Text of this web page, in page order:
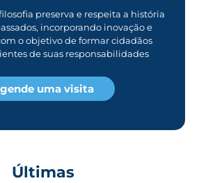
preserva e respeita a história
incorporando inovação e
o objetivo de formar cidadãos
de suas responsabilidades
uma visita
Últimas